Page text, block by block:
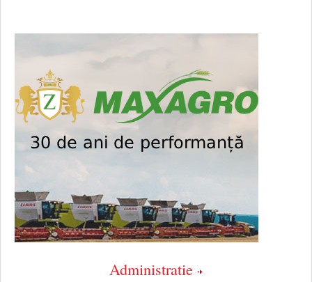
Administratie